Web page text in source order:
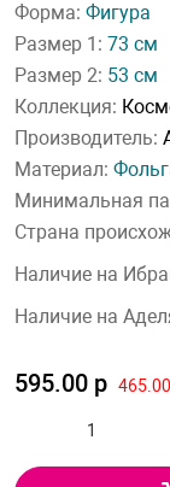
Форма: Фигура
Размер 1: 73 см
Размер 2: 53 см
Коллекция:
Производитель:
Материал:
Минимальная
Страна
Наличие на
Наличие на
595.00 р